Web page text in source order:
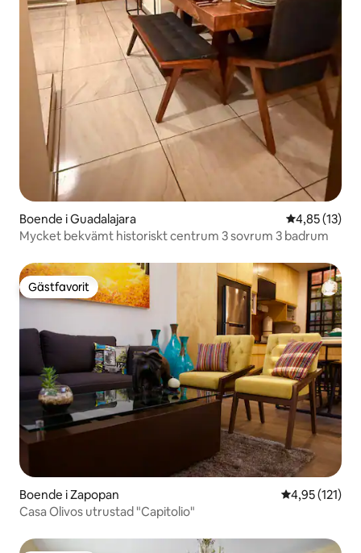
Boende i Guadalajara 4,85 av 5 i
4,85 (13)
Mycket bekvämt historiskt centrum 3 sovrum 3 badrum
Gästfavorit
Gästfavorit
Boende i Zapopan 4,95 av 5 i
4,95 (121)
Casa Olivos utrustad "Capitolio"